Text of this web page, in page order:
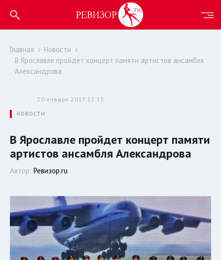
Главная
Новости
В Ярославле пройдет концерт памяти артистов ансамбля
Александрова
20 января 2017 12:15
НОВОСТИ
В Ярославле пройдет концерт памяти
артистов ансамбля Александрова
Автор: Ревизор.ru